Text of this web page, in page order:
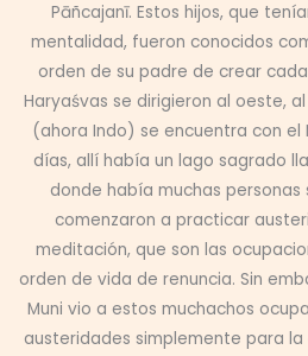
Pāñcajanī. Estos hijos, que
mentalidad, fueron conocidos
orden de su padre de crear
Haryaśvas se dirigieron al oeste,
(ahora Indo) se encuentra con el
días, allí había un lago sagrado
donde había muchas personas
comenzaron a practicar
meditación, que son las
orden de vida de renuncia. Sin
Muni vio a estos muchachos
austeridades simplemente para